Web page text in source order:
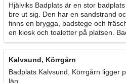
Hjälviks Badplats är en stor
bre ut sig. Den har en sandstrand
finns en brygga, badstege och
en kiosk och toaletter på platsen.
Kalvsund, Körrgårn
Badplats Kalvsund, Körrgårn ligger
län.